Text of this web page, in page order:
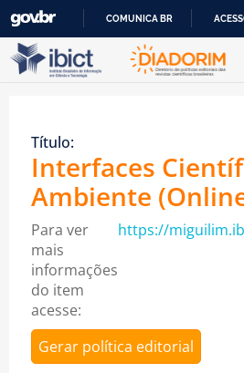
IR
COMUNICA BR
Pular para o conteúdo
Título:
Interfaces
Ambiente
Para ver
mais
informações
do item
acesse:
https://
Gerar política editorial